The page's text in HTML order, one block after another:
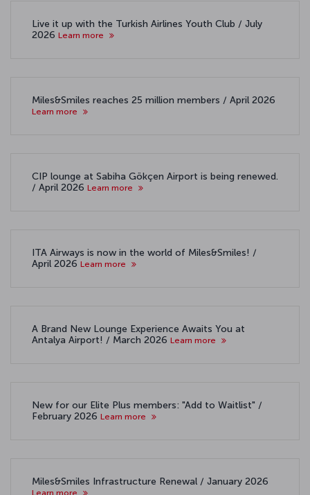
Live it up with the Turkish Airlines Youth Club / July
2026 Learn more
Miles&Smiles reaches 25 million members / April 2026
Learn more
CIP lounge at Sabiha Gökçen Airport is being renewed.
/ April 2026 Learn more
ITA Airways is now in the world of Miles&Smiles! /
April 2026 Learn more
A Brand New Lounge Experience Awaits You at
Antalya Airport! / March 2026 Learn more
New for our Elite Plus members: "Add to Waitlist" /
February 2026 Learn more
Miles&Smiles Infrastructure Renewal / January 2026
Learn more